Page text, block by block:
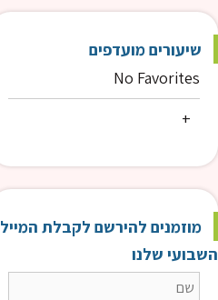
שיעורים מועדפים
No Favorites
מוזמנים להירשם לקבלת המייל
השבועי שלנו